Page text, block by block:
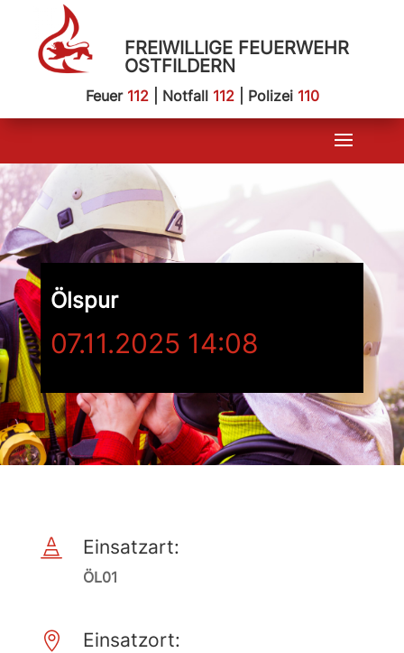
FREIWILLIGE FEUERWEHR
OSTFILDERN
Feuer 112| Notfall 112| Polizei 110
Ölspur
07.11.2025 14:08
 Einsatzart:
ÖL01
 Einsatzort: